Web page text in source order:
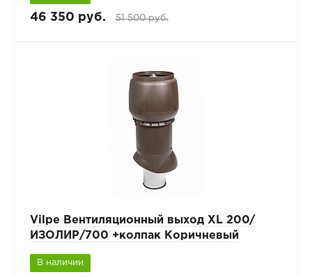
46 350 руб. 51 500 руб.
Vilpe Вентиляционный выход XL 200/
ИЗОЛИР/700 +колпак Коричневый
В наличии